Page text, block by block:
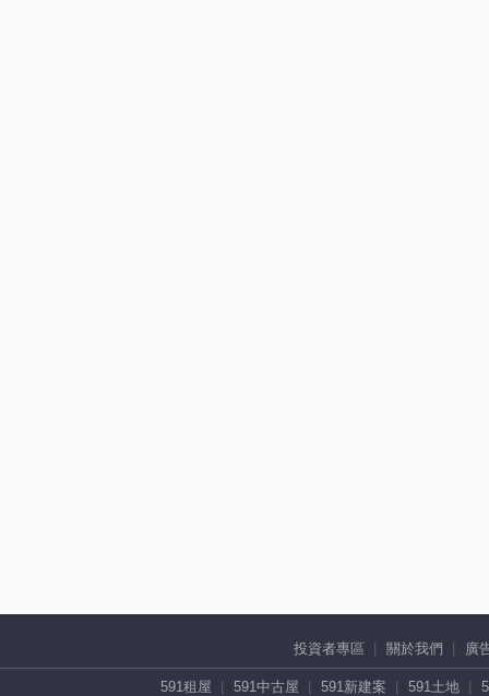
投資者專區 關於我們 廣
591租屋 591中古屋 591新建案 591土地